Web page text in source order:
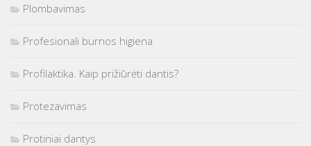
Plombavimas
Profesionali burnos higiena
Profilaktika. Kaip prižiūrėti dantis?
Protezavimas
Protiniai dantys